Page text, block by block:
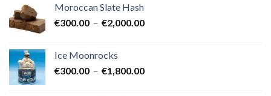
Moroccan Slate Hash
€300.00 – €2,000.00Plage
à
Ice Moonrocks
€300.00 – €1,800.00Plage